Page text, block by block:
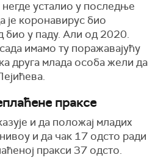
усталио у последње
је коронавирус био
био у паду. Али од 2020.
имамо ту поражавајућу
друга млада особа жели да
праксе
и да положај младих
и да чак 17 одсто ради
пракси 37 одсто.